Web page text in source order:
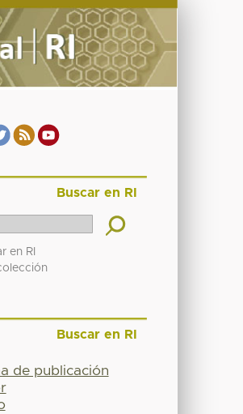
Buscar en RI
en RI
Buscar en RI
de publicación